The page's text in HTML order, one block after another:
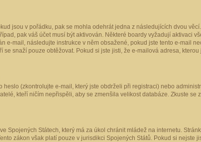
jsou v pořádku, pak se mohla odehrát jedna z následujících dvou
pak váš účet musí být aktivován. Některé boardy vyžadují aktivaci
e-mail, následujte instrukce v něm obsažené, pokud jste tento e-mail
se snaží pouze obtěžovat. Pokud si jste jisti, že e-mailová adresa,
(zkontrolujte e-mail, který jste obdrželi při registraci) nebo
kteří ničím nepřispěli, aby se zmenšila velikost databáze. Zkuste se
Spojených Státech, který má za úkol chránit mládež na internetu.
zákon však platí pouze v jurisdikci Spojených Států. Pokud si